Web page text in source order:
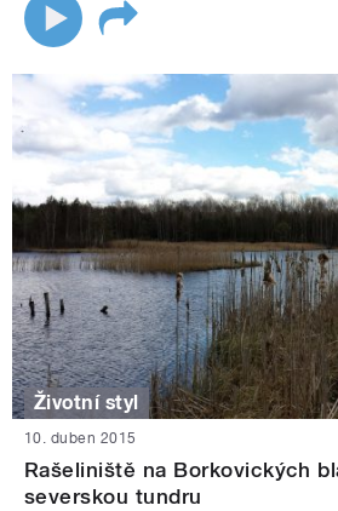
Životní styl
10. duben 2015
Rašeliniště na Borkovických
severskou tundru